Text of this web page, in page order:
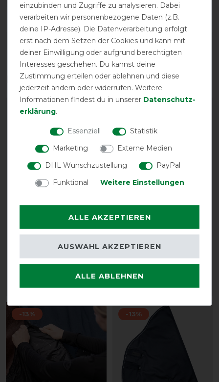
Reißfestigkeit Wasserdichtigkeit
DETAILS ZUR PRODUKTSICHERHEIT
Das perfekte Zubehör für dich
Bestseller
-10%
für Pferdedecken -
1000ml
vorher 19,80 €
ARTIKEL MERKEN
Outdoorhalsteil Scandic
Light 0g
vorher 49,95 €
ARTIKEL MERKEN
-13% -13%
einzubinden und Zugriffe zu analysieren. Dabei
verarbeiten wir personenbezogene Daten (z.B.
deine IP-Adresse). Die Datenverarbeitung erfolgt
erst nach dem Setzen der Cookies und kann mit
deiner Einwilligung oder aufgrund berechtigten
Interesses geschehen. Du kannst deine
Zustimmung erteilen oder ablehnen und diese
jederzeit ändern oder widerrufen. Weitere
Informationen findest du in unserer Daten­schutz­
erklärung.
Essenziell
Statistik
Marketing
Externe Medien
DHL Wunschzustellung
PayPal
Funktional
Weitere Einstellungen
ALLE AKZEPTIEREN
ALLE ABLEHNEN
AUSWAHL AKZEPTIEREN